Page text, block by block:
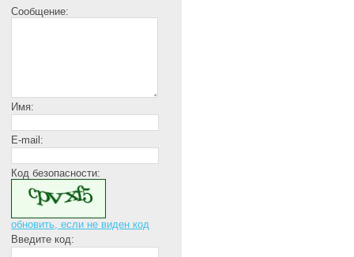
Сообщение:
Имя:
E-mail:
Код безопасности:
обновить, если не виден код
Введите код: